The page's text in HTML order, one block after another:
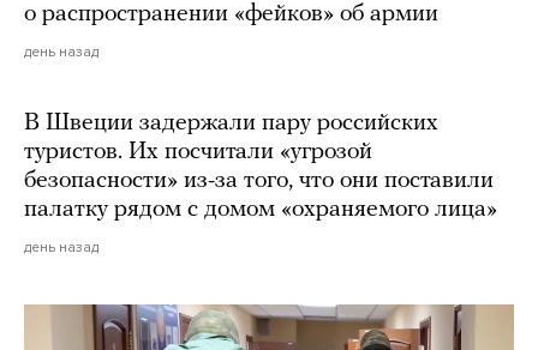
о распространении «фейков» об армии
день назад
В Швеции задержали пару российских
туристов. Их посчитали «угрозой
безопасности» из-за того, что они поставили
палатку рядом с домом «охраняемого лица»
день назад